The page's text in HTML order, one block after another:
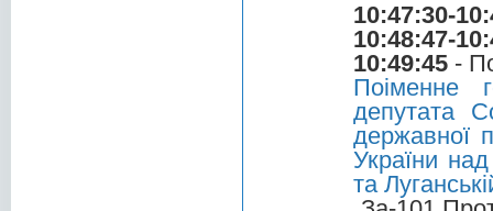
10:47:30-
10:48:47-
10:49:45 -
Поіменне
депутата
державної
України
та